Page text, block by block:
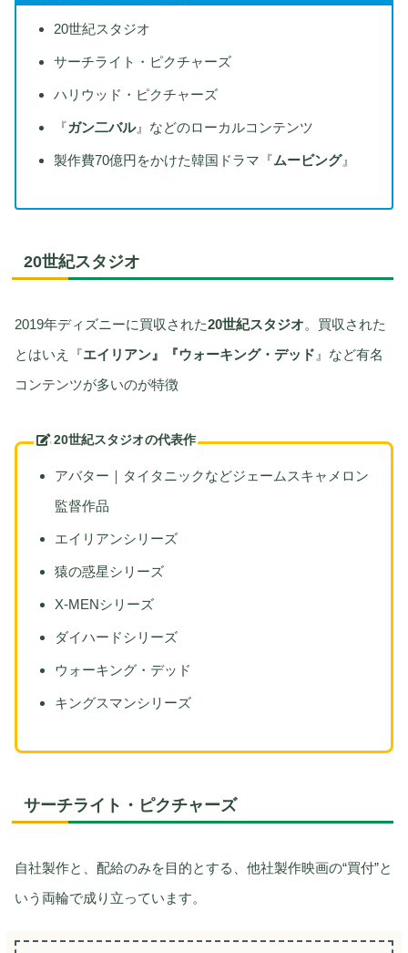
20世紀スタジオ
サーチライト・ピクチャーズ
ハリウッド・ピクチャーズ
『ガン二バル』などのローカルコンテンツ
製作費70億円をかけた韓国ドラマ『ムービング』
20世紀スタジオ
2019年ディズニーに買収された20世紀スタジオ。買収された
とはいえ『エイリアン』『ウォーキング・デッド 』など有名
コンテンツが多いのが特徴
20世紀スタジオの代表作
アバター｜タイタニックなどジェームスキャメロン
監督作品
エイリアンシリーズ
猿の惑星シリーズ
X-MENシリーズ
ダイハードシリーズ
ウォーキング・デッド
キングスマンシリーズ
サーチライト・ピクチャーズ
自社製作と、配給のみを目的とする、他社製作映画の“買付”と
いう両輪で成り立っています。